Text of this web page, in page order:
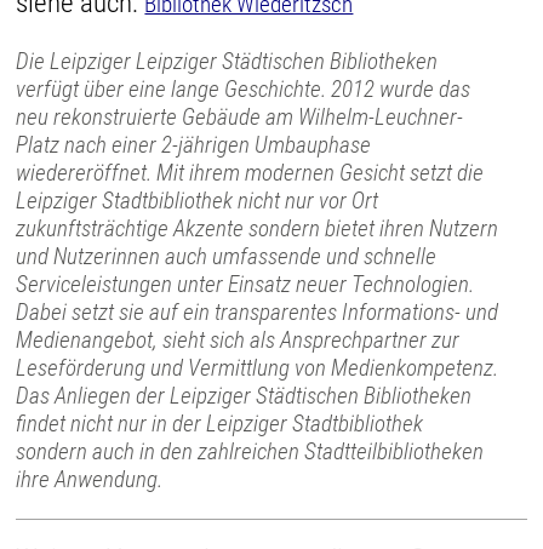
Die Leipziger Leipziger Städtischen Bibliotheken
verfügt über eine lange Geschichte. 2012 wurde das
neu rekonstruierte Gebäude am Wilhelm-Leuchner-
Platz nach einer 2-jährigen Umbauphase
wiedereröffnet. Mit ihrem modernen Gesicht setzt die
Leipziger Stadtbibliothek nicht nur vor Ort
zukunftsträchtige Akzente sondern bietet ihren Nutzern
und Nutzerinnen auch umfassende und schnelle
Serviceleistungen unter Einsatz neuer Technologien.
Dabei setzt sie auf ein transparentes Informations- und
Medienangebot, sieht sich als Ansprechpartner zur
Leseförderung und Vermittlung von Medienkompetenz.
Das Anliegen der Leipziger Städtischen Bibliotheken
findet nicht nur in der Leipziger Stadtbibliothek
sondern auch in den zahlreichen Stadtteilbibliotheken
ihre Anwendung.